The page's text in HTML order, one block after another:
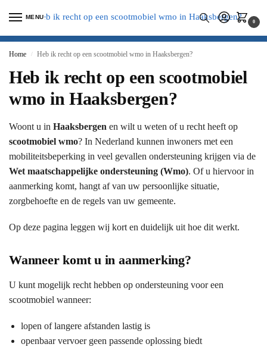
MENU
0
Home / Heb ik recht op een scootmobiel wmo in Haaksbergen?
Heb ik recht op een scootmobiel
wmo in Haaksbergen?
Woont u in Haaksbergen en wilt u weten of u recht heeft op
scootmobiel wmo? In Nederland kunnen inwoners met een
mobiliteitsbeperking in veel gevallen ondersteuning krijgen via de
Wet maatschappelijke ondersteuning (Wmo). Of u hiervoor in
aanmerking komt, hangt af van uw persoonlijke situatie,
zorgbehoefte en de regels van uw gemeente.
Op deze pagina leggen wij kort en duidelijk uit hoe dit werkt.
Wanneer komt u in aanmerking?
U kunt mogelijk recht hebben op ondersteuning voor een
scootmobiel wanneer:
lopen of langere afstanden lastig is
openbaar vervoer geen passende oplossing biedt